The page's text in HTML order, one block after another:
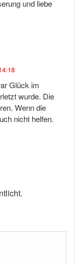
und liebe
Glück im
wurde. Die
Wenn die
nicht helfen.